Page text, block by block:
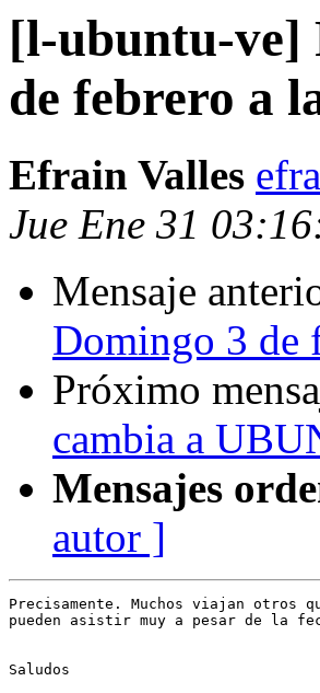
[l-ubuntu-ve]
de febrero a
Efrain Valles
Jue Ene 31
Mensaje
Domingo 3 de
Próximo
cambia a
Mensajes
autor ]
Precisamente. Muchos viajan otros
pueden asistir muy a pesar de la
Saludos